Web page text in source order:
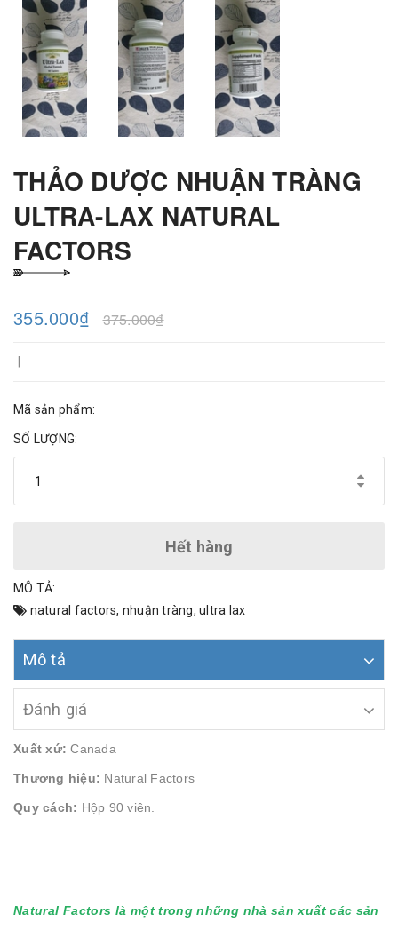
THẢO DƯỢC NHUẬN TRÀNG
ULTRA-LAX NATURAL
FACTORS
355.000₫ - 375.000₫
Mã sản phẩm:
SỐ LƯỢNG:
Hết hàng
MÔ TẢ:
natural factors, nhuận tràng, ultra lax
Mô tả
Đánh giá
Xuất xứ: Canada
Thương hiệu: Natural Factors
Quy cách: Hộp 90 viên.
Natural Factors là một trong những nhà sản xuất các sản